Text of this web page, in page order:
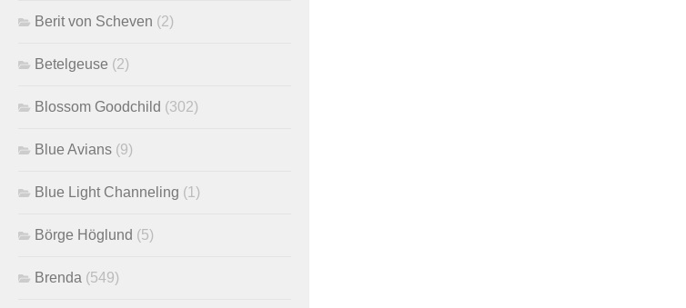
Berit von Scheven (2)
Betelgeuse (2)
Blossom Goodchild (302)
Blue Avians (9)
Blue Light Channeling (1)
Börge Höglund (5)
Brenda (549)